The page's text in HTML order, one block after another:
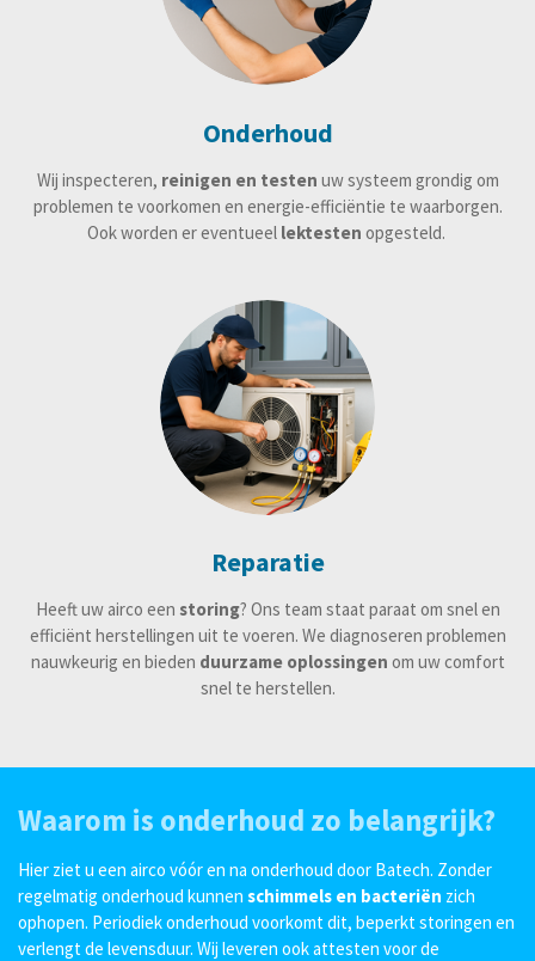
Onderhoud
Wij inspecteren, reinigen en testen uw systeem grondig om
problemen te voorkomen en energie-efficiëntie te waarborgen.
Ook worden er eventueel lektesten opgesteld.
Reparatie
Heeft uw airco een storing? Ons team staat paraat om snel en
efficiënt herstellingen uit te voeren. We diagnoseren problemen
nauwkeurig en bieden duurzame oplossingen om uw comfort
snel te herstellen.
Waarom is onderhoud zo belangrijk?
Hier ziet u een airco vóór en na onderhoud door Batech. Zonder
regelmatig onderhoud kunnen schimmels en bacteriën zich
ophopen. Periodiek onderhoud voorkomt dit, beperkt storingen en
verlengt de levensduur. Wij leveren ook attesten voor de